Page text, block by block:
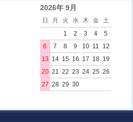
2026年 9月
日 月 火 水 木 金
土
1
2 3 4
5
6
7 8 9 10 11
12
13 14 15 16 17 18 19
20 21 22 23 24 25 26
27 28 29 30